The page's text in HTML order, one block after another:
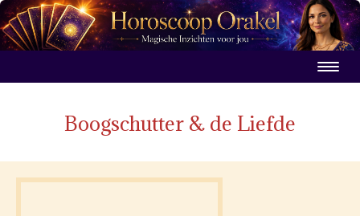
Boogschutter & de Liefde